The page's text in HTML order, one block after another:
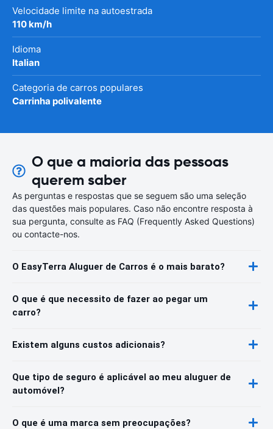
Velocidade limite na autoestrada
110 km/h
Idioma
Italian
Categoria de carros populares
Carrinha polivalente
O que a maioria das pessoas
querem saber
As perguntas e respostas que se seguem são uma seleção
das questões mais populares. Caso não encontre resposta à
sua pergunta, consulte as FAQ (Frequently Asked Questions)
ou contacte-nos.
O EasyTerra Aluguer de Carros é o mais barato?
O que é que necessito de fazer ao pegar um
carro?
Existem alguns custos adicionais?
Que tipo de seguro é aplicável ao meu aluguer de
automóvel?
O que é uma marca sem preocupações?